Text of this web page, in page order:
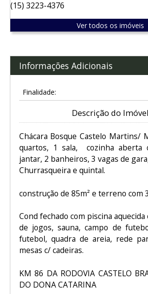
(15) 3223-4376
Ver todos os imóveis
Informações Adicionais
Finalidade:
Descrição do Imóvel
Chácara Bosque Castelo Martins/
quartos, 1 sala, cozinha aberta
jantar, 2 banheiros, 3 vagas de
Churrasqueira e quintal.
construção de 85m² e terreno com
Cond fechado com piscina
de jogos, sauna, campo de
futebol, quadra de areia, rede
mesas c/ cadeiras.
KM 86 DA RODOVIA CASTELO
DO DONA CATARINA